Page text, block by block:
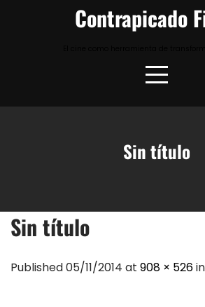
Contrapicado
Sin título
Sin título
Published 05/11/2014 at 908 × 526in